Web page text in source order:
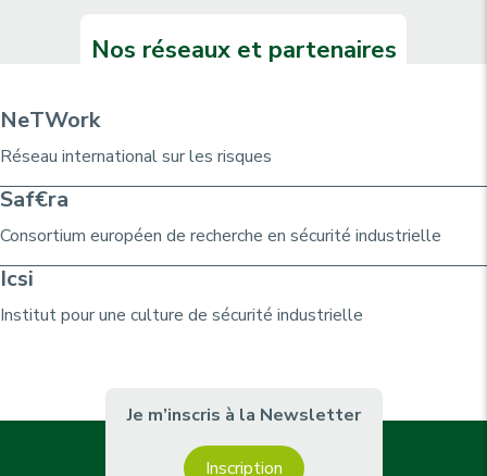
Nos réseaux et partenaires
NeTWork
Réseau international sur les risques
Saf€ra
Consortium européen de recherche en sécurité industrielle
Icsi
Institut pour une culture de sécurité industrielle
Je m’inscris à la Newsletter
Inscription